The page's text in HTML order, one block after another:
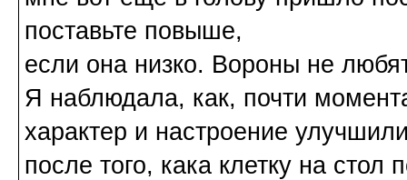
поставьте повыше,
если она низко. Вороны не
Я наблюдала, как, почти
характер и настроение
после того, кака клетку на стол